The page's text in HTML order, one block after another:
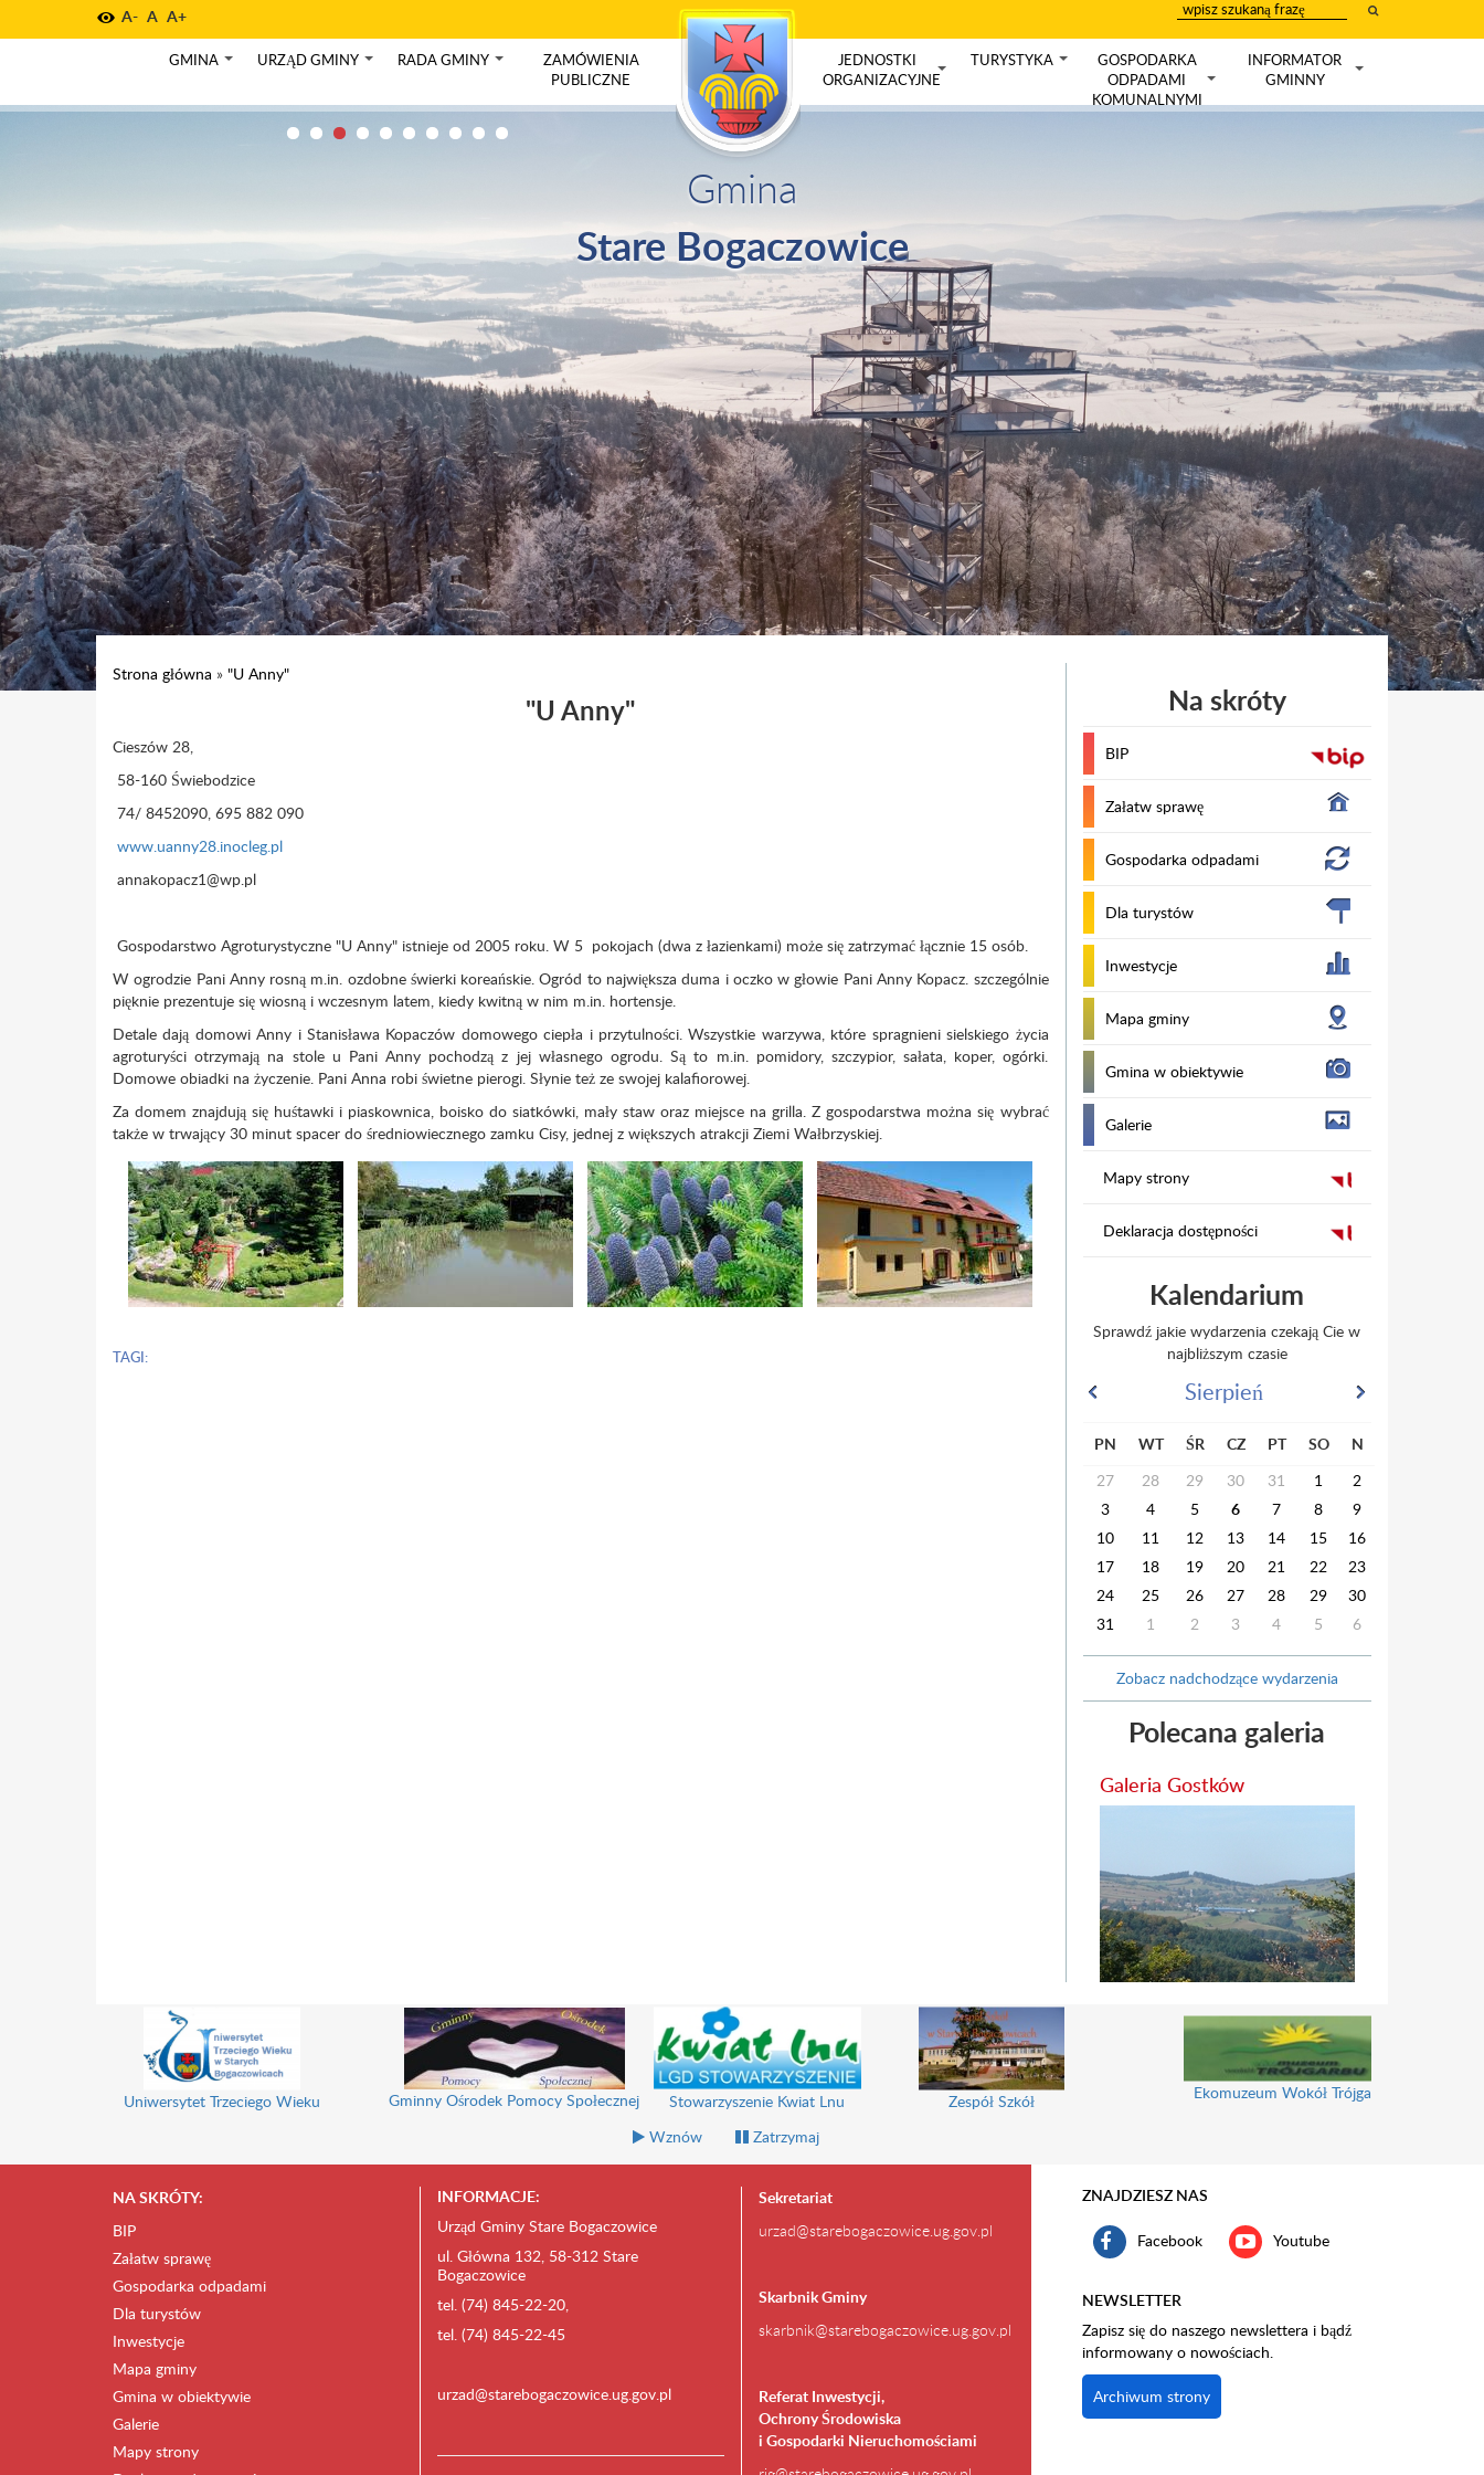
A- A A+
wpisz
szukany
tekst
GMINA URZĄD GMINY RADA GMINY
ZAMÓWIENIA
PUBLICZNE
JEDNOSTKI
ORGANIZACYJNE
TURYSTYKA
GOSPODARKA
ODPADAMI
KOMUNALNYMI
INFORMATOR
GMINNY
Gmina
Stare Bogaczowice
Strona główna » "U Anny"
"U Anny"
Cieszów 28,
58-160 Świebodzice
74/ 8452090, 695 882 090
www.uanny28.inocleg.pl
annakopacz1@wp.pl
Gospodarstwo Agroturystyczne "U Anny" istnieje od 2005 roku. W 5 pokojach (dwa z łazienkami) może się zatrzymać łącznie 15 osób.
W ogrodzie Pani Anny rosną m.in. ozdobne świerki koreańskie. Ogród to największa duma i oczko w głowie Pani Anny Kopacz. szczególnie
pięknie prezentuje się wiosną i wczesnym latem, kiedy kwitną w nim m.in. hortensje.
Detale dają domowi Anny i Stanisława Kopaczów domowego ciepła i przytulności. Wszystkie warzywa, które spragnieni sielskiego życia
agroturyści otrzymają na stole u Pani Anny pochodzą z jej własnego ogrodu. Są to m.in. pomidory, szczypior, sałata, koper, ogórki.
Domowe obiadki na życzenie. Pani Anna robi świetne pierogi. Słynie też ze swojej kalafiorowej.
Za domem znajdują się huśtawki i piaskownica, boisko do siatkówki, mały staw oraz miejsce na grilla. Z gospodarstwa można się wybrać
także w trwający 30 minut spacer do średniowiecznego zamku Cisy, jednej z większych atrakcji Ziemi Wałbrzyskiej.
TAGI:
Na skróty
BIP
Załatw sprawę
Gospodarka odpadami
Dla turystów
Inwestycje
Mapa gminy
Gmina w obiektywie
Galerie
Mapy strony
Deklaracja dostępności
Kalendarium
Sprawdź jakie wydarzenia czekają Cie w
najbliższym czasie
Sierpień
PN WT ŚR CZ PT SO
N
27
28 29 30 31 1
2
3
4 5 6 7 8
9
10
11 12 13 14 15
16
17
18 19 20 21 22
23
24
25 26 27 28 29
30
31
1 2 3 4 5 6
Zobacz nadchodzące wydarzenia
Polecana galeria
Galeria Gostków
Uniwersytet Trzeciego Wieku Gminny Ośrodek Pomocy Społecznej Stowarzyszenie Kwiat Lnu Zespół Szkół Ekomuzeum Wokół Trójgarbu
Wznów Zatrzymaj
NA SKRÓTY:
BIP
Załatw sprawę
Gospodarka odpadami
Dla turystów
Inwestycje
Mapa gminy
Gmina w obiektywie
Galerie
Mapy strony
INFORMACJE:
Urząd Gminy Stare Bogaczowice
ul. Główna 132, 58-312 Stare
Bogaczowice
tel. (74) 845-22-20,
tel. (74) 845-22-45
urzad@starebogaczowice.ug.gov.pl
Sekretariat
urzad@starebogaczowice.ug.gov.pl
Skarbnik Gminy
skarbnik@starebogaczowice.ug.gov.pl
Referat Inwestycji,
Ochrony Środowiska
i Gospodarki Nieruchomościami
ZNAJDZIESZ NAS
Facebook Youtube
NEWSLETTER
Zapisz się do naszego newslettera i bądź
informowany o nowościach.
Archiwum strony